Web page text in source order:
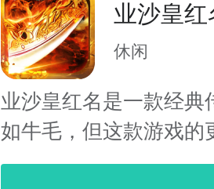
业沙皇
休闲
业沙皇红名是一款经
如牛毛，但这款游戏的